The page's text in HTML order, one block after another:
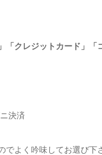
「クレジットカード」「
決済
よく吟味してお選び下